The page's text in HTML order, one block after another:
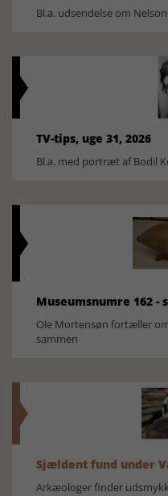
Bl.a. udsendelse om
TV-tips, uge 31, 2026
Bl.a. med portræt af Bodil
Museumsnumre 162 -
Ole Mortensøn fortæller
sammen
Sjældent fund under
Arkæologer finder